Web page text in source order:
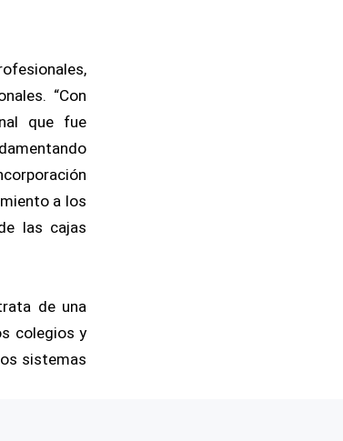
“Con
que fue
a los
las cajas
de una
colegios y
sistemas